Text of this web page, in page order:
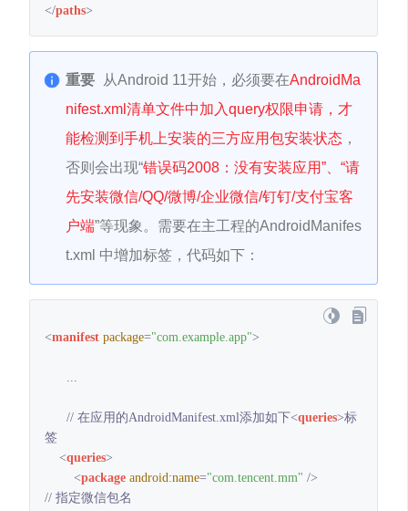
</paths>
重要 从Android 11开始，必须要在AndroidMa
nifest.xml清单文件中加入query权限申请，才
能检测到手机上安装的三方应用包安装状态 ，
否则会出现“错误码2008：没有安装应用”、“请
先安装微信/QQ/微博/企业微信/钉钉/支付宝客
户端”等现象。 需要在主工程的AndroidManifes
t.xml 中增加标签，代码如下：
<manifest package="com.example.app">
      // 在应用的AndroidManifest.xml添加如下
<queries>标
签
<queries>
<package android:name="com.tencent.mm" />
// 指定微信包名